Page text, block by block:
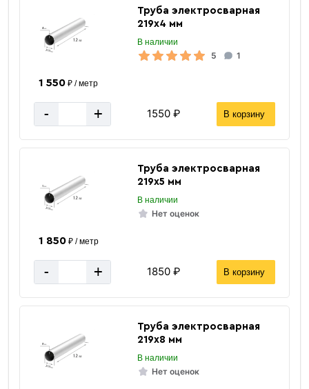
Труба электросварная
219х4 мм
В наличии
5 1
1 550₽ / метр
- + 1550 ₽ В корзину
Труба электросварная
219х5 мм
В наличии
Нет оценок
1 850₽ / метр
- + 1850 ₽ В корзину
Труба электросварная
219х8 мм
В наличии
Нет оценок
Сталь
Способ изготовления
Цена указана за 1 штуку